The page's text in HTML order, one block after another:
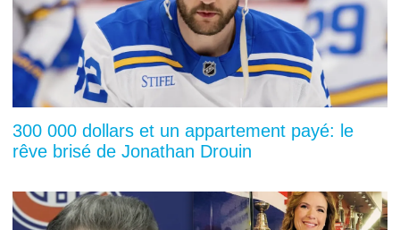
300 000 dollars et un appartement payé: le
rêve brisé de Jonathan Drouin